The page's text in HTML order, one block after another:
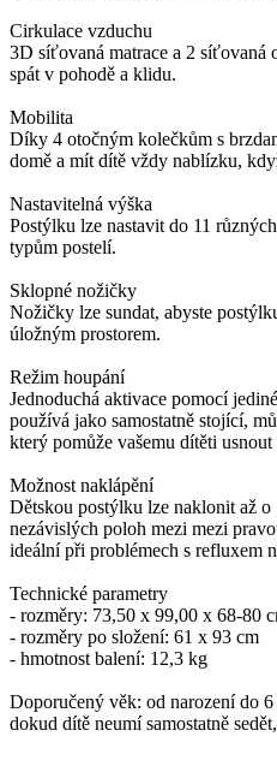
Cirkulace vzduchu
3D síťovaná matrace a 2 síťovaná
spát v pohodě a klidu.
Mobilita
Díky 4 otočným kolečkům s
domě a mít dítě vždy nablízku,
Nastavitelná výška
Postýlku lze nastavit do 11
typům postelí.
Sklopné nožičky
Nožičky lze sundat, abyste
úložným prostorem.
Režim houpání
Jednoduchá aktivace pomocí
používá jako samostatně stojící,
který pomůže vašemu dítěti
Možnost naklápění
Dětskou postýlku lze naklonit až o
nezávislých poloh mezi mezi
ideální při problémech s refluxem
Technické parametry
- rozměry: 73,50 x 99,00 x 68-80
- rozměry po složení: 61 x 93 cm
- hmotnost balení: 12,3 kg
Doporučený věk: od narození do
dokud dítě neumí samostatně